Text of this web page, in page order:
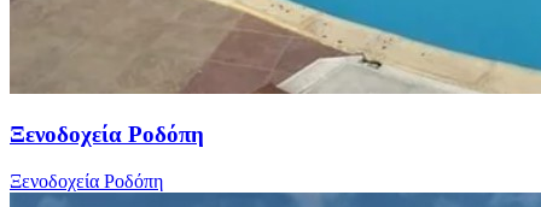
Ξενοδοχεία Ροδόπη
Ξενοδοχεία Ροδόπη